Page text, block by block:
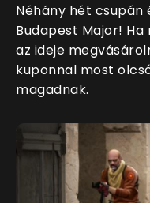
Néhány hét csupán
Budapest Major!
az ideje
kuponnal most
magadnak.